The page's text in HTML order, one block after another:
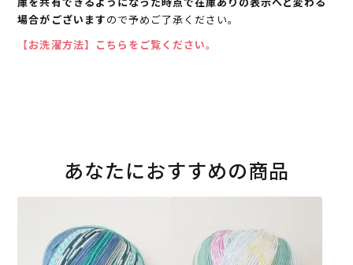
場合がございますので予めご了承ください。
【お洗濯方法】こちらをご覧ください。
あなたにおすすめの商品